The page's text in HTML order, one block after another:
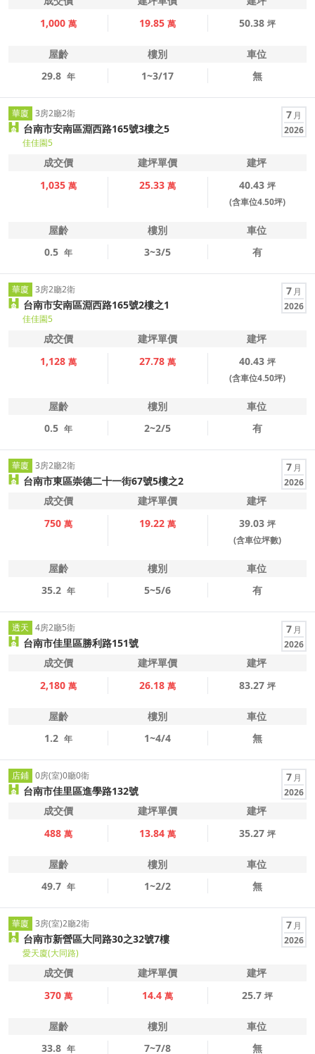
1,000 萬 19.85 萬 50.38 坪
屋齡 樓別
車位
29.8 年 1~3/17 無
華廈 3房2廳2衛
台南市安南區淵西路165號3樓之5
佳佳園5
7 月
2026
成交價 建坪單價
建坪
1,035 萬 25.33 萬 40.43 坪
(含車位4.50坪)
屋齡 樓別
車位
0.5 年 3~3/5 有
華廈 3房2廳2衛
台南市安南區淵西路165號2樓之1
佳佳園5
7 月
2026
成交價 建坪單價
建坪
1,128 萬 27.78 萬 40.43 坪
(含車位4.50坪)
屋齡 樓別
車位
0.5 年 2~2/5 有
華廈 3房2廳2衛
台南市東區崇德二十一街67號5樓之2
7 月
2026
成交價 建坪單價
建坪
750 萬 19.22 萬 39.03 坪
(含車位坪數)
屋齡 樓別
車位
35.2 年 5~5/6 有
透天 4房2廳5衛
台南市佳里區勝利路151號
7 月
2026
成交價 建坪單價
建坪
2,180 萬 26.18 萬 83.27 坪
屋齡 樓別
車位
1.2 年 1~4/4 無
店鋪 0房(室)0廳0衛
台南市佳里區進學路132號
7 月
2026
成交價 建坪單價
建坪
488 萬 13.84 萬 35.27 坪
屋齡 樓別
車位
49.7 年 1~2/2 無
華廈 3房(室)2廳2衛
台南市新營區大同路30之32號7樓
愛天廈(大同路)
7 月
2026
成交價 建坪單價
建坪
370 萬 14.4 萬 25.7 坪
屋齡 樓別
車位
33.8 年 7~7/8 無